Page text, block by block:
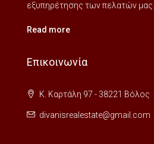
εξυπηρέτησης των πελατών μας...
Read more
Επικοινωνία
Κ. Καρτάλη 97 - 38221 Βόλος
divanisrealestate@gmail.com